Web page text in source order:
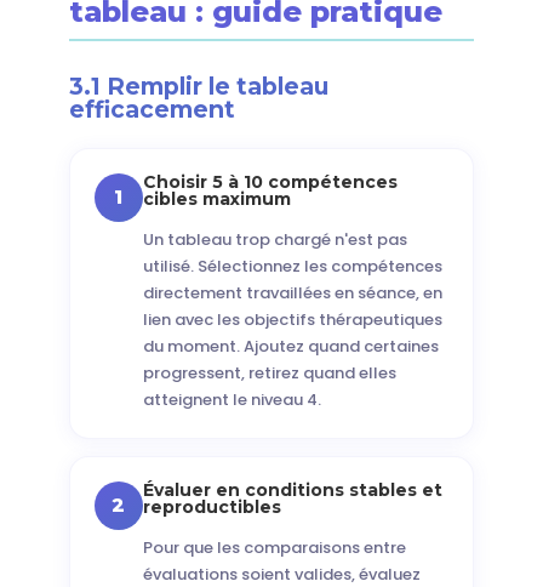
tableau : guide pratique
3.1 Remplir le tableau
efficacement
1
Choisir 5 à 10 compétences
cibles maximum
Un tableau trop chargé n'est pas
utilisé. Sélectionnez les compétences
directement travaillées en séance, en
lien avec les objectifs thérapeutiques
du moment. Ajoutez quand certaines
progressent, retirez quand elles
atteignent le niveau 4.
2
Évaluer en conditions stables et
reproductibles
Pour que les comparaisons entre
évaluations soient valides, évaluez